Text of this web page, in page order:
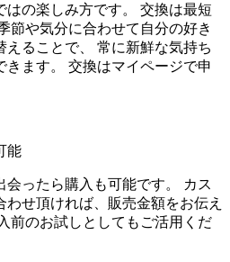
はの楽しみ方です。 交換は最短
節や気分に合わせて自分の好き
えることで、 常に新鮮な気持ち
きます。 交換はマイページで申
能
ったら購入も可能です。 カス
せ頂ければ、販売金額をお伝え
前のお試しとしてもご活用くだ